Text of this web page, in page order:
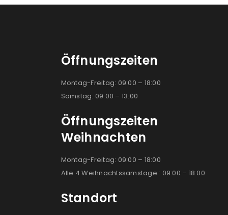
Öffnungszeiten
Montag-Freitag: 09:00 – 18:00
Samstag: 09:00 – 13:00
Öffnungszeiten
Weihnachten
Montag-Freitag: 09:00 – 18:00
Alle 4 Weihnachtssamstage : 09:00 – 18:00
Standort